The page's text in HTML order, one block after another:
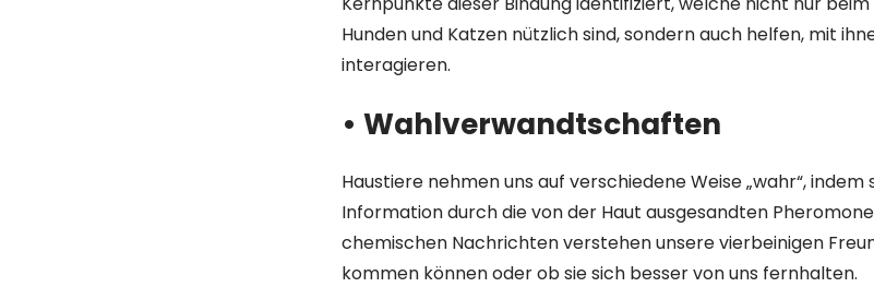
Hunden und Katzen nützlich sind, sondern auch helfen, mit
interagieren.
• Wahlverwandtschaften
Haustiere nehmen uns auf verschiedene Weise „wahr“, indem
Information durch die von der Haut ausgesandten
chemischen Nachrichten verstehen unsere vierbeinigen
kommen können oder ob sie sich besser von uns fernhalten.